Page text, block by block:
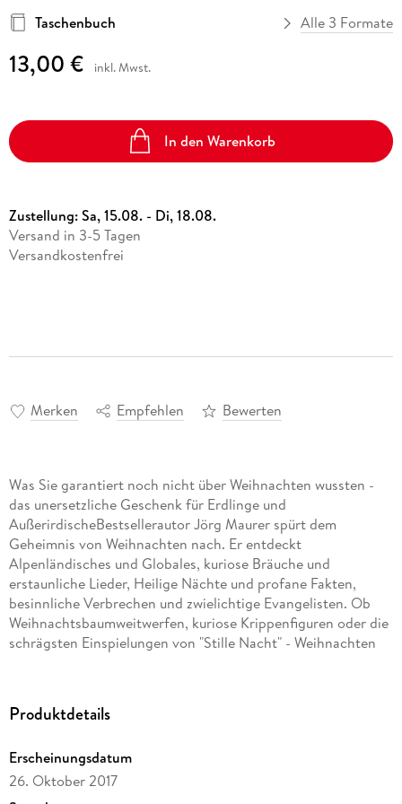
Science Fiction
Fremdsprachige Bücher
Filmriss auf Immenhof
Karsten Dusse
24,00 €
Hörbuch Downloads im Bundle
Memories of Heidelberg
Hörbuch Download
15,99 €
15,99 €
Statt
Taschenbuch
Alle 3 Formate
13,00 € inkl. Mwst.
In den Warenkorb
Zustellung:Sa, 15.08. - Di, 18.08.
Versand in 3-5 Tagen
Versandkostenfrei
Merken Empfehlen Bewerten
Was Sie garantiert noch nicht über Weihnachten wussten -
das unersetzliche Geschenk für Erdlinge und
AußerirdischeBestsellerautor Jörg Maurer spürt dem
Geheimnis von Weihnachten nach. Er entdeckt
Alpenländisches und Globales, kuriose Bräuche und
erstaunliche Lieder, Heilige Nächte und profane Fakten,
besinnliche Verbrechen und zwielichtige Evangelisten. Ob
Weihnachtsbaumweitwerfen, kuriose Krippenfiguren oder die
schrägsten Einspielungen von "Stille Nacht" - Weihnachten
Produktdetails
Erscheinungsdatum
26. Oktober 2017